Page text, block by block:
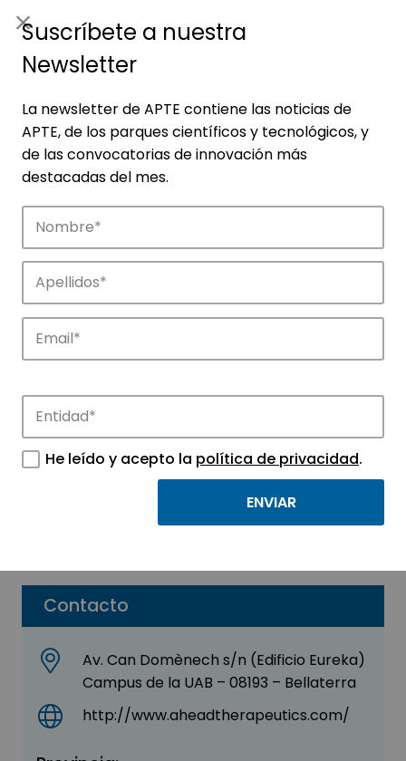
Empresas
Descubre las empresas que impulsan la
innovación en los parques de APTE.
Contacto
Av. Can Domènech s/n (Edificio Eureka)
Campus de la UAB – 08193 – Bellaterra
http://www.aheadtherapeutics.com/
AHEAD THERAPEUTICS
MEDICINA Y SALUD
Químico / Farmacéutico
Suscríbete a nuestra
Newsletter
La newsletter de APTE contiene las noticias de
APTE, de los parques científicos y tecnológicos, y
de las convocatorias de innovación más
destacadas del mes.
He leído y acepto la política de privacidad.